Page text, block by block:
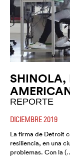
SHINOLA,
REPORTE
DICIEMBRE 2019
La firma de Detroit
resiliencia, en una
problemas. Con la